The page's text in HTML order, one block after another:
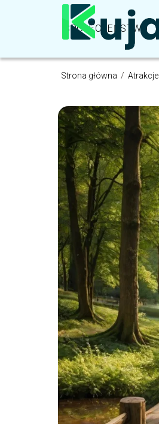
SPOŁECZEŃSTWO
Strona główna / Atrakcje